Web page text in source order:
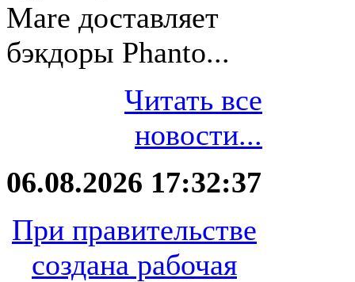
Mare доставляет
бэкдоры Phanto...
Читать все
новости...
06.08.2026 17:32:37
При правительстве
создана рабочая